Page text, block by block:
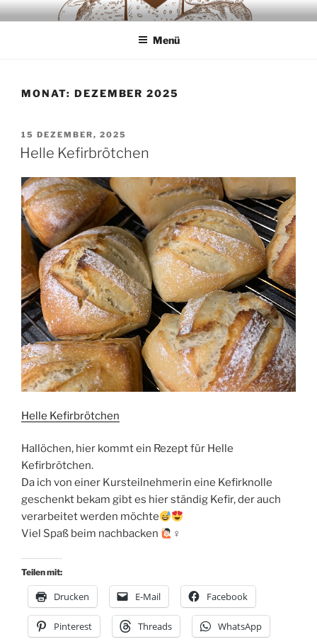
Zum
InhaltSAUERTEIGLIEBE
Backwaren ausschliesslich aus Sauerteig
Menü
MONAT: DEZEMBER 2025
VERÖFFENTLICHT
AM
15 DEZEMBER, 2025
Helle Kefirbrötchen
Helle Kefirbrötchen
Hallöchen, hier kommt ein Rezept für Helle
Kefirbrötchen.
Da ich von einer Kursteilnehmerin eine Kefirknolle
geschenkt bekam gibt es hier ständig Kefir, der auch
verarbeitet werden möchte
Viel Spaß beim nachbacken
‍♀
Teilen mit:
Drucken E-Mail Facebook
Pinterest Threads WhatsApp